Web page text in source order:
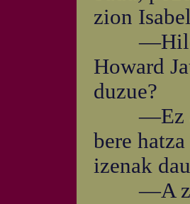
zion
Howard
duzue?
—Ez al
bere
izenak
—A ze